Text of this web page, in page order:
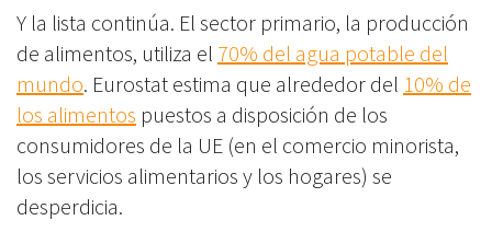
Y la lista continúa. El sector primario, la producción
de alimentos, utiliza el 70% del agua potable del
mundo. Eurostat estima que alrededor del 10% de
los alimentos puestos a disposición de los
consumidores de la UE (en el comercio minorista,
los servicios alimentarios y los hogares) se
desperdicia.